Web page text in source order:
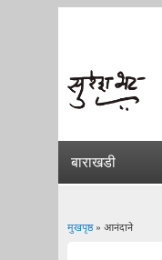
मुखपृष्ठ» आनंदाने